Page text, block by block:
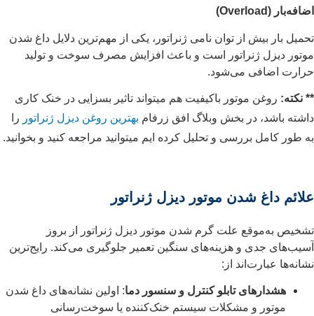
اضافه‌بار (Overload)
تحمیل بار بیش از توان نامی ژنراتور، یکی از مهم‌ترین دلایل داغ شدن
موتور دیزل ژنراتور است و باعث افزایش مصرف سوخت و تولید
حرارت اضافی می‌شود.
** نکته: روغن موتور باکیفیت هم میتواند تاثیر بسزایی در خنک کاری
داشته باشد، در بخش وبلاگ افق زرفام بهترین روغن دیزل ژنراتور را
به طور کامل بررسی و تحلیل کرده ایم میتوانید مراجعه کنید و بخوانید.
علائم داغ شدن موتور دیزل ژنراتور
تشخیص به‌موقع علت گرم شدن موتور دیزل ژنراتور از بروز
آسیب‌های جدی و هزینه‌های سنگین تعمیر جلوگیری می‌کند. رایج‌ترین
نشانه‌ها عبارت‌اند از:
هشدارهای تابلو کنترل و سنسور دما: اولین نشانه‌های داغ شدن
موتور و مشکلات سیستم خنک‌کننده یا سوخت‌رسانی